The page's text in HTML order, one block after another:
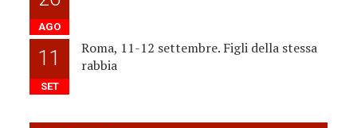
AGO
11
SET
Roma, 11-12 settembre. Figli della stessa
rabbia